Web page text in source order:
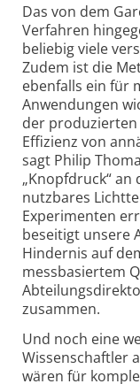
Das von dem
Verfahren
beliebig viele
Zudem ist die
ebenfalls ein für
Anwendungen
der
Effizienz von
sagt Philip
„Knopfdruck“
nutzbares
Experimenten
beseitigt unsere
Hindernis auf
messbasiertem
zusammen.
Und noch eine
Wissenschaftler
wären für